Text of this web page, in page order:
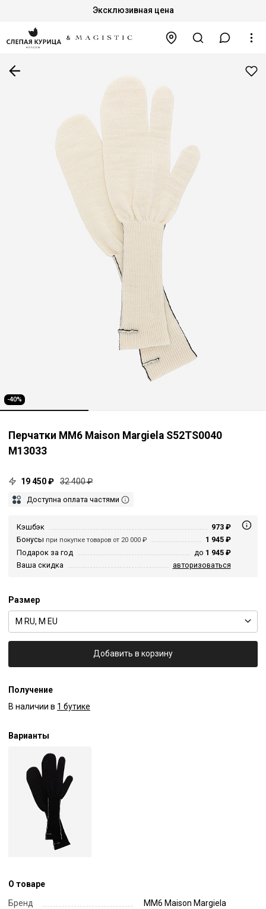
Эксклюзивная цена
-40%
Перчатки MM6 Maison Margiela S52TS0040
M13033
19 450 ₽ 32 400 ₽
Доступна оплата частями
Кэшбэк
973 ₽
Бонусы при покупке товаров от 20 000 ₽
1 945 ₽
Подарок за год
до 1 945 ₽
Ваша скидка
авторизоваться
Размер
M RU, M EU
Добавить в корзину
Получение
В наличии в 1 бутике
Варианты
О товаре
Бренд
MM6 Maison Margiela